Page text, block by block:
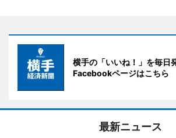
横手の「いいね！」を毎日
Facebookページはこちら
最新ニュース